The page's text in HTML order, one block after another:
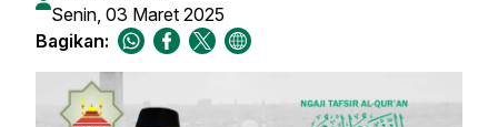
Senin, 03 Maret 2025
Bagikan: